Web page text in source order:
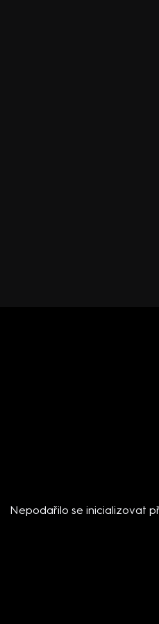
Nepodařilo se inicializovat